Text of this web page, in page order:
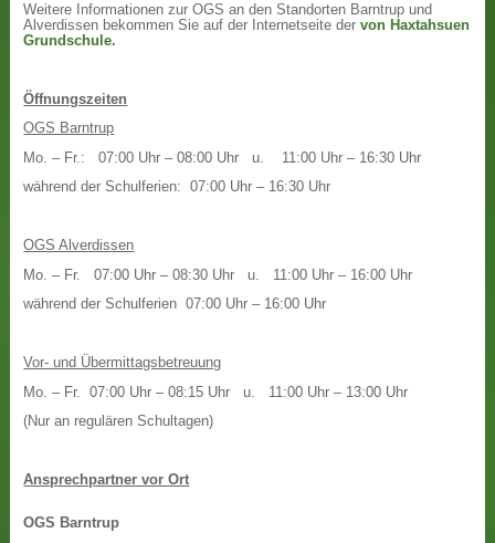
Weitere Informationen zur OGS an den Standorten Barntrup und
Alverdissen bekommen Sie auf der Internetseite dervon Haxtahsuen
Grundschule.
Öffnungszeiten
OGS Barntrup
Mo. – Fr.: 07:00 Uhr – 08:00 Uhr u. 11:00 Uhr – 16:30 Uhr
während der Schulferien: 07:00 Uhr – 16:30 Uhr
OGS Alverdissen
Mo. – Fr. 07:00 Uhr – 08:30 Uhr u. 11:00 Uhr – 16:00 Uhr
während der Schulferien 07:00 Uhr – 16:00 Uhr
Vor- und Übermittagsbetreuung
Mo. – Fr. 07:00 Uhr – 08:15 Uhr u. 11:00 Uhr – 13:00 Uhr
(Nur an regulären Schultagen)
Ansprechpartner vor Ort
OGS Barntrup